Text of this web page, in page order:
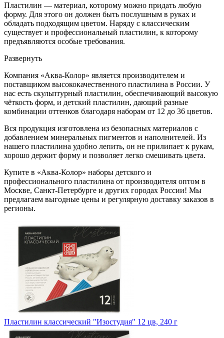
Пластилин — материал, которому можно придать любую
форму. Для этого он должен быть послушным в руках и
обладать подходящим цветом. Наряду с классическим
существует и профессиональный пластилин, к которому
предъявляются особые требования.
Развернуть
Компания «Аква-Колор» является производителем и
поставщиком высококачественного пластилина в России. У
нас есть скульптурный пластилин, обеспечивающий высокую
чёткость форм, и детский пластилин, дающий разные
комбинации оттенков благодаря наборам от 12 до 36 цветов.
Вся продукция изготовлена из безопасных материалов с
добавлением минеральных пигментов и наполнителей. Из
нашего пластилина удобно лепить, он не прилипает к рукам,
хорошо держит форму и позволяет легко смешивать цвета.
Купите в «Аква-Колор» наборы детского и
профессионального пластилина от производителя оптом в
Москве, Санкт-Петербурге и других городах России! Мы
предлагаем выгодные цены и регулярную доставку заказов в
регионы.
Пластилин классический "Изостудия" 12 цв, 240 г